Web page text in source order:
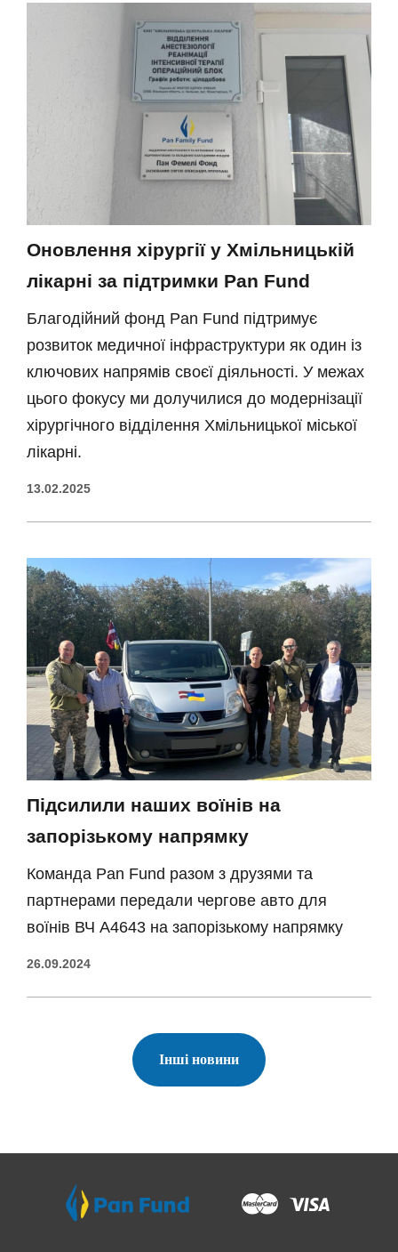
Оновлення хірургії у Хмільницькій
лікарні за підтримки Pan Fund
Благодійний фонд Pan Fund підтримує
розвиток медичної інфраструктури як один із
ключових напрямів своєї діяльності. У межах
цього фокусу ми долучилися до модернізації
хірургічного відділення Хмільницької міської
лікарні.
13.02.2025
Підсилили наших воїнів на
запорізькому напрямку
Команда Pan Fund разом з друзями та
партнерами передали чергове авто для
воїнів ВЧ А4643 на запорізькому напрямку
26.09.2024
Іншi новини